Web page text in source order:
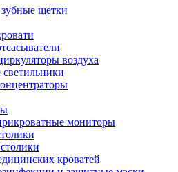
зубные щетки
воздуха
светильники
мониторы
кроватей